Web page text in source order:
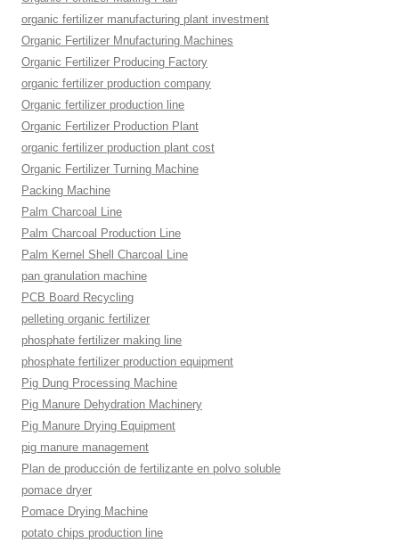
organic fertilizer manufacturing plant investment
Organic Fertilizer Mnufacturing Machines
Organic Fertilizer Producing Factory
organic fertilizer production company
Organic fertilizer production line
Organic Fertilizer Production Plant
organic fertilizer production plant cost
Organic Fertilizer Turning Machine
Packing Machine
Palm Charcoal Line
Palm Charcoal Production Line
Palm Kernel Shell Charcoal Line
pan granulation machine
PCB Board Recycling
pelleting organic fertilizer
phosphate fertilizer making line
phosphate fertilizer production equipment
Pig Dung Processing Machine
Pig Manure Dehydration Machinery
Pig Manure Drying Equipment
pig manure management
Plan de producción de fertilizante en polvo soluble
pomace dryer
Pomace Drying Machine
potato chips production line